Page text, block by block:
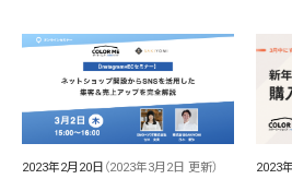
2023年2月20日 （2023年3月2日 更新） 2023